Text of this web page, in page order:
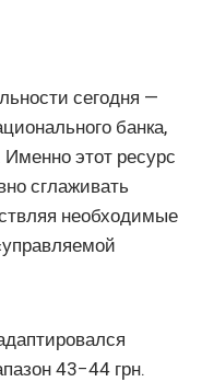
сегодня —
банка,
этот ресурс
сглаживать
необходимые
43−44 грн.